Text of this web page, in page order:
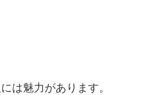
は魅力があります。